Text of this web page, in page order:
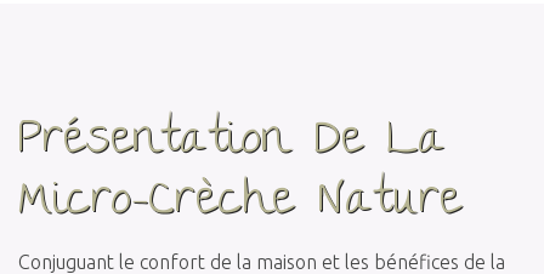
Présentation De La
Micro-Crèche Nature
Conjuguant le confort de la maison et les bénéfices de la